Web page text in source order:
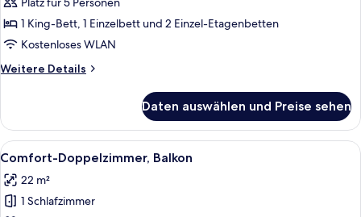
2 Schlafzimmer,
Balkon
anzeigen
1 King-Bett, 1 Einzelbett und 2 Einzel-Etagenbetten
Kostenloses WLAN
Weitere Details
Weitere
Suite,
2 Schlafzimmer,
Balkon
Daten auswählen und Preise sehen
Alle
Fotos
für
Comfort-
Ein Hotelzimmer mit einem
7
Comfort-Doppelzimmer, Balkon
22 m²
1 Schlafzimmer